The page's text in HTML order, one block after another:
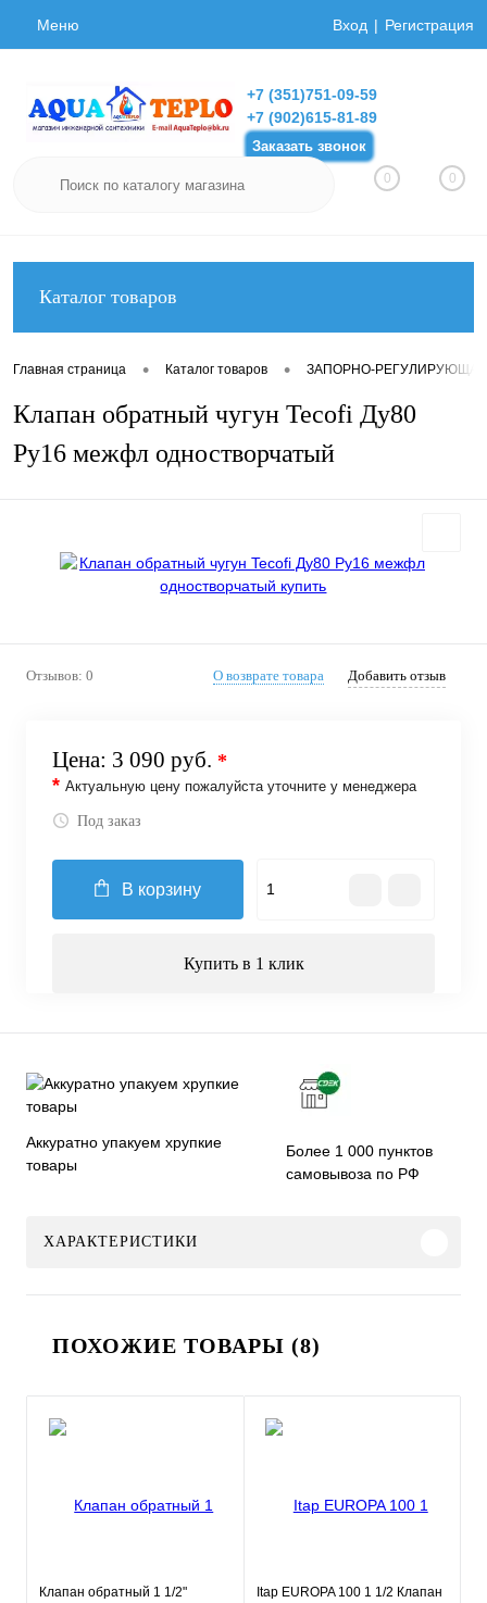
Меню Вход Регистрация
+7 (351)751-09-59
+7 (902)615-81-89
Заказать звонок
0 0
Каталог товаров
Главная страница • Каталог товаров • ЗАПОРНО-
Клапан обратный чугун Tecofi Ду80
Ру16 межфл одностворчатый
Отзывов: 0 О возврате товара Добавить отзыв
Цена: 3 090 руб. *
* Актуальную цену пожалуйста уточните у менеджера
Под заказ
В корзину
Купить в 1 клик
Аккуратно упакуем хрупкие
товары
Более 1 000 пунктов
самовывоза по РФ
ХАРАКТЕРИСТИКИ
ПОХОЖИЕ ТОВАРЫ (8)
Клапан обратный 1 1/2"
Itap EUROPA 100 1 1/2 Клапан